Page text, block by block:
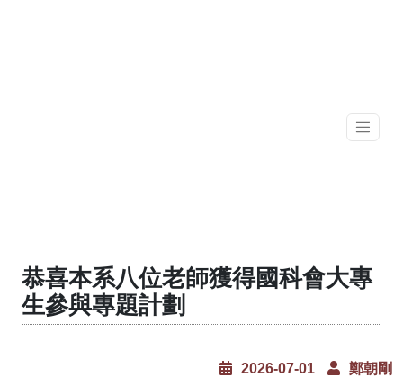
恭喜本系八位老師獲得國科會大專
生參與專題計劃
2026-07-01 鄭朝剛